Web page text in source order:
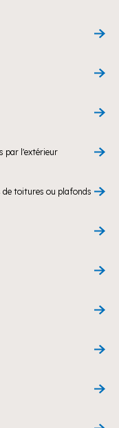
par l'extérieur
toitures ou plafonds